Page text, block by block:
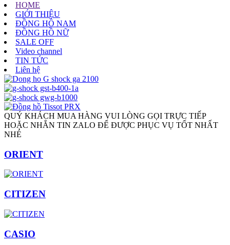
HOME
GIỚI THIỆU
ĐỒNG HỒ NAM
ĐỒNG HỒ NỮ
SALE OFF
Video channel
TIN TỨC
Liên hệ
QUÝ KHÁCH MUA HÀNG VUI LÒNG GỌI TRỰC TIẾP
HOẶC NHẮN TIN ZALO ĐỂ ĐƯỢC PHỤC VỤ TỐT NHẤT
NHÉ
ORIENT
CITIZEN
CASIO